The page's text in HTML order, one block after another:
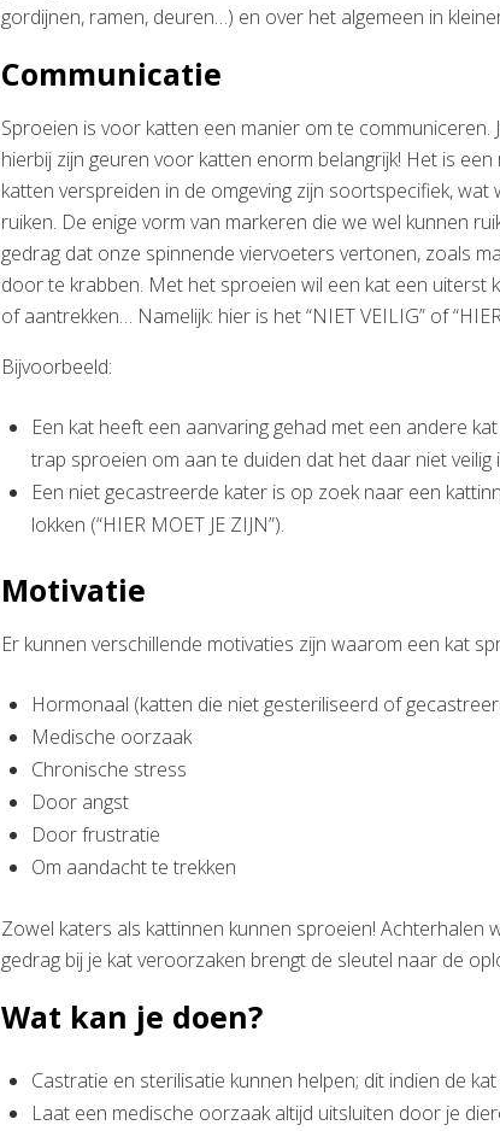
gordijnen, ramen, deuren…) en over het algemeen in
Communicatie
Sproeien is voor katten een manier om te
hierbij zijn geuren voor katten enorm belangrijk! Het is
katten verspreiden in de omgeving zijn soortspecifiek,
ruiken. De enige vorm van markeren die we wel kunnen
gedrag dat onze spinnende viervoeters vertonen, zoals
door te krabben. Met het sproeien wil een kat een uiterst
of aantrekken… Namelijk: hier is het “NIET VEILIG” of “HIER
Bijvoorbeeld:
Een kat heeft een aanvaring gehad met een andere
trap sproeien om aan te duiden dat het daar niet veilig
Een niet gecastreerde kater is op zoek naar een
lokken (“HIER MOET JE ZIJN”).
Motivatie
Er kunnen verschillende motivaties zijn waarom een kat
Hormonaal (katten die niet gesteriliseerd of
Medische oorzaak
Chronische stress
Door angst
Door frustratie
Om aandacht te trekken
Zowel katers als kattinnen kunnen sproeien! Achterhalen
gedrag bij je kat veroorzaken brengt de sleutel naar de
Wat kan je doen?
Castratie en sterilisatie kunnen helpen; dit indien de
Laat een medische oorzaak altijd uitsluiten door je